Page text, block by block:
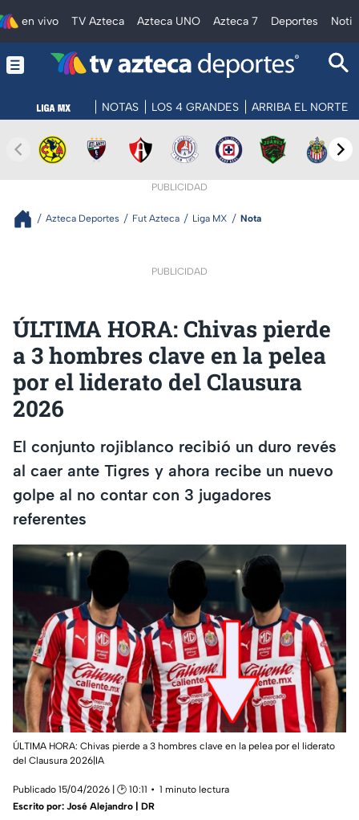
en vivo TV Azteca Azteca UNO Azteca 7 Deportes
NOTAS LOS 4 GRANDES ARRIBA EL NORTE
PUBLICIDAD
Azteca Deportes Fut Azteca Liga MX Nota
PUBLICIDAD
ÚLTIMA HORA: Chivas pierde
a 3 hombres clave en la pelea
por el liderato del Clausura
2026
El conjunto rojiblanco recibió un duro revés
al caer ante Tigres y ahora recibe un nuevo
golpe al no contar con 3 jugadores
referentes
ÚLTIMA HORA: Chivas pierde a 3 hombres clave en la pelea por el liderato
del Clausura 2026|IA
Publicado 15/04/2026 | 🕑 10:11
1 minuto lectura
Escrito por: José Alejandro | DR